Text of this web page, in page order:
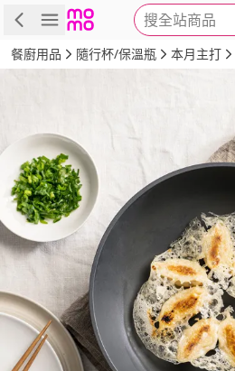
搜全站商品
商品 評價 詳情
餐廚用品 隨行杯/保溫瓶 本月主打